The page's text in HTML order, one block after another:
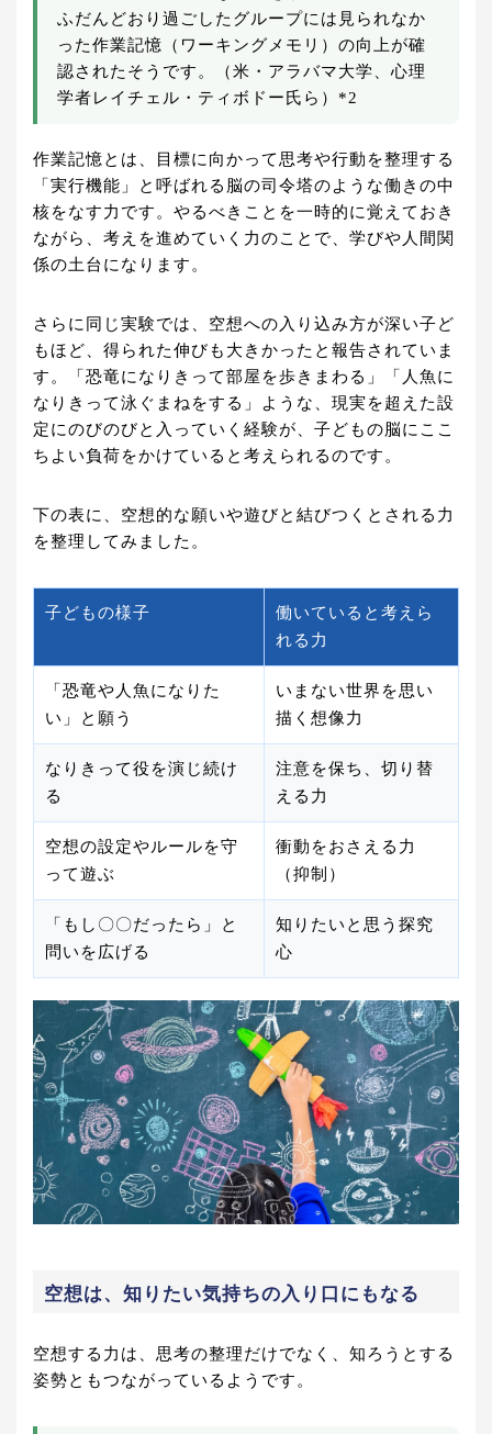
ふだんどおり過ごしたグループには見られなか
った作業記憶（ワーキングメモリ）の向上が確
認されたそうです。（米・アラバマ大学、心理
学者レイチェル・ティボドー氏ら）*2
作業記憶とは、目標に向かって思考や行動を整理する
「実行機能」と呼ばれる脳の司令塔のような働きの中
核をなす力です。やるべきことを一時的に覚えておき
ながら、考えを進めていく力のことで、学びや人間関
係の土台になります。
さらに同じ実験では、空想への入り込み方が深い子ど
もほど、得られた伸びも大きかったと報告されていま
す。「恐竜になりきって部屋を歩きまわる」「人魚に
なりきって泳ぐまねをする」ような、現実を超えた設
定にのびのびと入っていく経験が、子どもの脳にここ
ちよい負荷をかけていると考えられるのです。
下の表に、空想的な願いや遊びと結びつくとされる力
を整理してみました。
子どもの様子
働いていると考えら
れる力
「恐竜や人魚になりた
い」と願う
いまない世界を思い
描く想像力
なりきって役を演じ続け
る
注意を保ち、切り替
える力
空想の設定やルールを守
って遊ぶ
衝動をおさえる力
（抑制）
「もし〇〇だったら」と
問いを広げる
知りたいと思う探究
心
空想は、知りたい気持ちの入り口にもなる
空想する力は、思考の整理だけでなく、知ろうとする
姿勢ともつながっているようです。